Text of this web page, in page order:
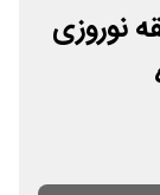
نوروزی